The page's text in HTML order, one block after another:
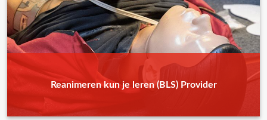
Reanimeren kun je leren (BLS) Provider